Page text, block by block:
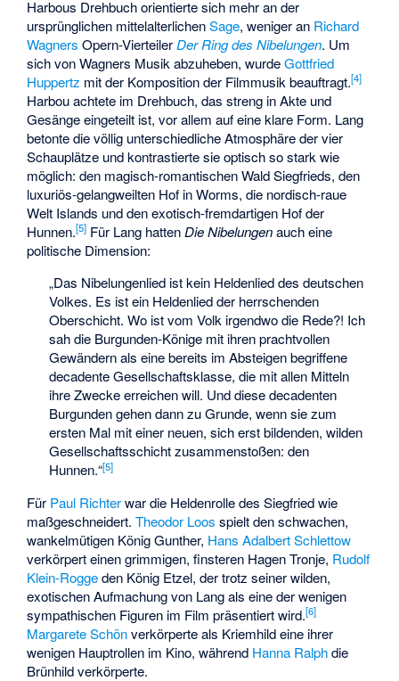
Harbous Drehbuch orientierte sich mehr an der
ursprünglichen mittelalterlichenSage, weniger an Richard
Wagners Opern-VierteilerDer Ring des Nibelungen. Um
sich von Wagners Musik abzuheben, wurdeGottfried
Huppertz mit der Komposition der Filmmusik beauftragt.[4]
Harbou achtete im Drehbuch, das streng in Akte und
Gesänge eingeteilt ist, vor allem auf eine klare Form. Lang
betonte die völlig unterschiedliche Atmosphäre der vier
Schauplätze und kontrastierte sie optisch so stark wie
möglich: den magisch-romantischen Wald Siegfrieds, den
luxuriös-gelangweilten Hof in Worms, die nordisch-raue
Welt Islands und den exotisch-fremdartigen Hof der
Hunnen.[5] Für Lang hattenDie Nibelungenauch eine
politische Dimension:
„Das Nibelungenlied ist kein Heldenlied des deutschen
Volkes. Es ist ein Heldenlied der herrschenden
Oberschicht. Wo ist vom Volk irgendwo die Rede?! Ich
sah die Burgunden-Könige mit ihren prachtvollen
Gewändern als eine bereits im Absteigen begriffene
decadente Gesellschaftsklasse, die mit allen Mitteln
ihre Zwecke erreichen will. Und diese decadenten
Burgunden gehen dann zu Grunde, wenn sie zum
ersten Mal mit einer neuen, sich erst bildenden, wilden
Gesellschaftsschicht zusammenstoßen: den
Hunnen.“[5]
Für Paul Richterwar die Heldenrolle des Siegfried wie
maßgeschneidert.Theodor Loos spielt den schwachen,
wankelmütigen König Gunther, Hans Adalbert Schlettow
verkörpert einen grimmigen, finsteren Hagen Tronje, Rudolf
Klein-Roggeden König Etzel, der trotz seiner wilden,
exotischen Aufmachung von Lang als eine der wenigen
sympathischen Figuren im Film präsentiert wird.[6]
Margarete Schönverkörperte als Kriemhild eine ihrer
wenigen Hauptrollen im Kino, während Hanna Ralphdie
Brünhild verkörperte.